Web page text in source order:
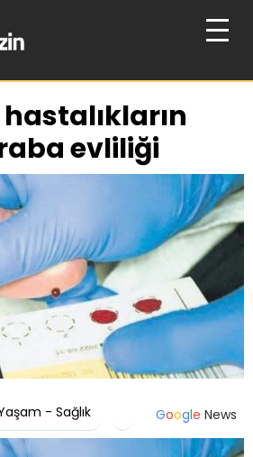
evliliği
- Sağlık Google News